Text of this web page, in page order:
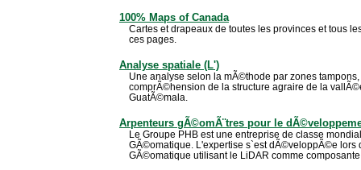
100% Maps of Canada
Cartes et drapeaux de toutes les provinces et tous
ces pages.
Analyse spatiale (L')
Une analyse selon la mÃ©thode par zones
comprÃ©hension de la structure agraire de la
GuatÃ©mala.
Arpenteurs gÃ©omÃ¨tres pour le
Le Groupe PHB est une entreprise de classe
GÃ©omatique. L'expertise s`est dÃ©veloppÃ©e lors
GÃ©omatique utilisant le LiDAR comme